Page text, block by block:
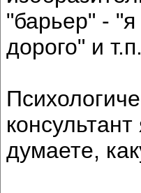
"барьер" -
дорого" и
думаете,